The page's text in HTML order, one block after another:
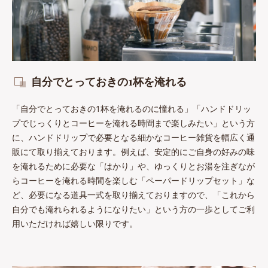
自分でとっておきの1杯を淹れる
「自分でとっておきの1杯を淹れるのに憧れる」「ハンドドリッ
プでじっくりとコーヒーを淹れる時間まで楽しみたい」という方
に、ハンドドリップで必要となる細かなコーヒー雑貨を幅広く通
販にて取り揃えております。例えば、安定的にご自身の好みの味
を淹れるために必要な「はかり」や、ゆっくりとお湯を注ぎなが
らコーヒーを淹れる時間を楽しむ「ペーパードリップセット」な
ど、必要になる道具一式を取り揃えておりますので、「これから
自分でも淹れられるようになりたい」という方の一歩としてご利
用いただければ嬉しい限りです。